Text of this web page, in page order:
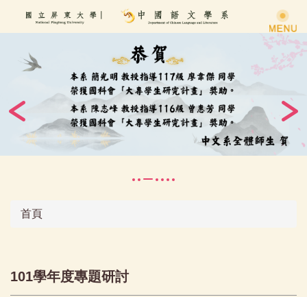
區
首頁
101學年度專題研討